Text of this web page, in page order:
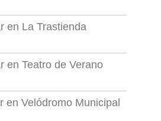
en La Trastienda
en Teatro de Verano
en Velódromo Municipal